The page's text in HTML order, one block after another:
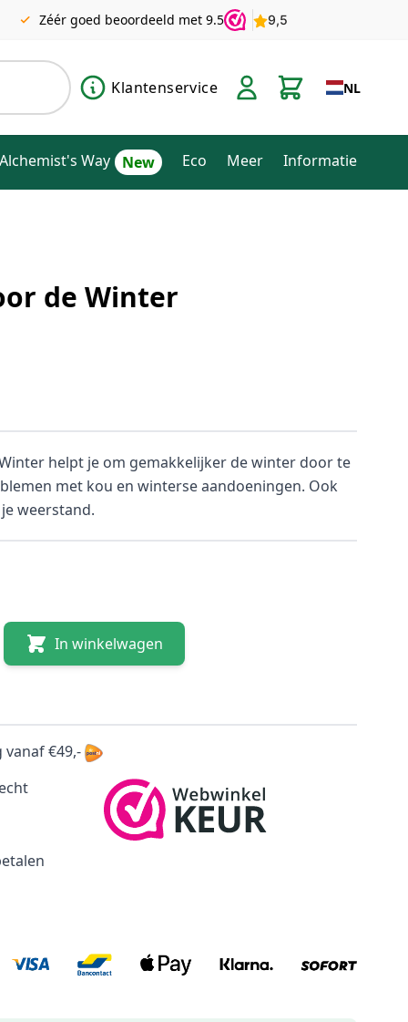
Zéér goed beoordeeld met 9.5
Klantenservice NL
Way Eco Meer Informatie
de Winter
helpt je om gemakkelijker de winter door te
met kou en winterse aandoeningen. Ook
weerstand.
In winkelwagen
€49,-